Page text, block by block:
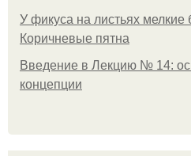
У фикуса на листьях мелкие
Коричневые пятна
Введение в Лекцию № 14:
концепции